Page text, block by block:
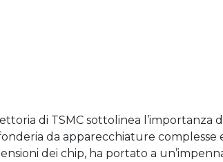
di TSMC sottolinea
da apparecchiature
dei chip, ha portato a